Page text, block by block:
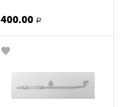
400.00 Р